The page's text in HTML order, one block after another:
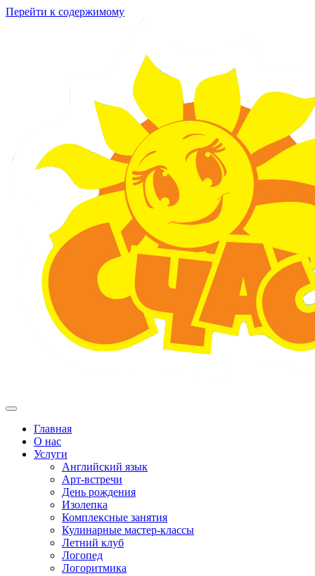
Перейти к содержимому
Главная
О нас
Услуги
Английский язык
Арт-встречи
День рождения
Изолепка
Комплексные занятия
Кулинарные мастер-классы
Летний клуб
Логопед
Логоритмика